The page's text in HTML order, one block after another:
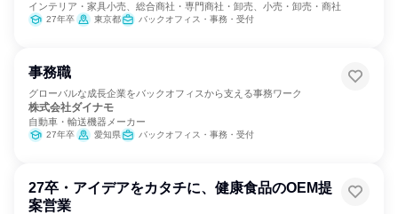
インテリア・家具小売、総合商社・専門商社・卸売、小売・卸売・商社
27年卒 東京都 バックオフィス・事務・受付
事務職
グローバルな成長企業をバックオフィスから支える事務ワーク
株式会社ダイナモ
自動車・輸送機器メーカー
27年卒 愛知県 バックオフィス・事務・受付
27卒・アイデアをカタチに、健康食品のOEM提
案営業